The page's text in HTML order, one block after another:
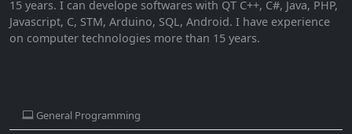
15 years. I can develope softwares with QT C++, C#, Java, PHP,
Javascript, C, STM, Arduino, SQL, Android. I have experience
on computer technologies more than 15 years.
General Programming